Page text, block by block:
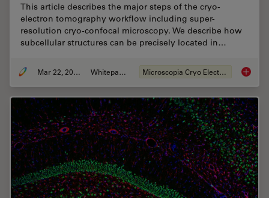
This article describes the major steps of the cryo-
electron tomography workflow including super-
resolution cryo-confocal microscopy. We describe how
subcellular structures can be precisely located in…
Mar 22, 2022 Whitepaper Microscopia Cryo Electron How to